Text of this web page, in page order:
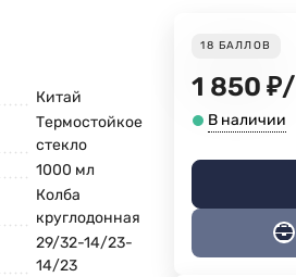
Китай
Термостойкое
стекло
1000 мл
Колба
круглодонная
29/32-14/23-
14/23
18 БАЛЛОВ
1 850 ₽/
В наличии